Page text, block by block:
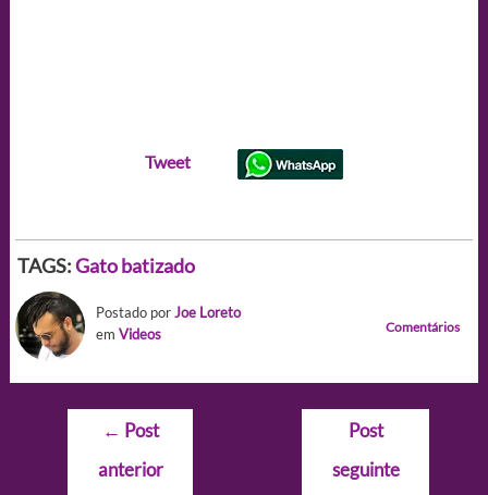
Tweet
TAGS:Gato batizado
Postado porJoe Loreto
em Videos Comentários
Navegação
Post
← Post
anterior
Post
seguinte